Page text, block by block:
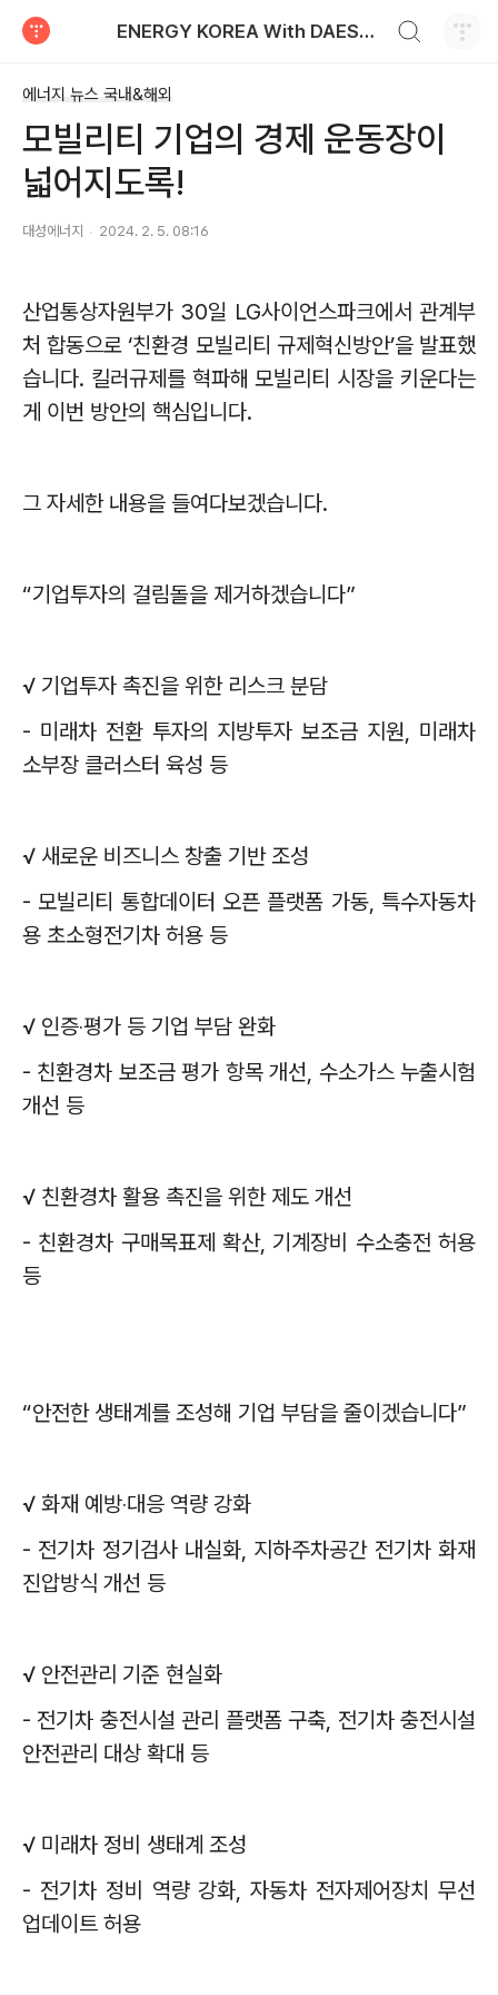
ENERGY KOREA With DAESUNG ENERGY
에너지 뉴스 국내&해외
모빌리티 기업의 경제 운동장이
넓어지도록!
대성에너지 2024. 2. 5. 08:16
산업통상자원부가 30일 LG사이언스파크에서 관계부
처 합동으로 ‘친환경 모빌리티 규제혁신방안’을 발표했
습니다. 킬러규제를 혁파해 모빌리티 시장을 키운다는
게 이번 방안의 핵심입니다.
그 자세한 내용을 들여다보겠습니다.
“기업투자의 걸림돌을 제거하겠습니다”
√ 기업투자 촉진을 위한 리스크 분담
- 미래차 전환 투자의 지방투자 보조금 지원, 미래차
소부장 클러스터 육성 등
√ 새로운 비즈니스 창출 기반 조성
- 모빌리티 통합데이터 오픈 플랫폼 가동, 특수자동차
용 초소형전기차 허용 등
√ 인증‧평가 등 기업 부담 완화
- 친환경차 보조금 평가 항목 개선, 수소가스 누출시험
개선 등
√ 친환경차 활용 촉진을 위한 제도 개선
- 친환경차 구매목표제 확산, 기계장비 수소충전 허용
등
“안전한 생태계를 조성해 기업 부담을 줄이겠습니다”
√ 화재 예방‧대응 역량 강화
- 전기차 정기검사 내실화, 지하주차공간 전기차 화재
진압방식 개선 등
√ 안전관리 기준 현실화
- 전기차 충전시설 관리 플랫폼 구축, 전기차 충전시설
안전관리 대상 확대 등
√ 미래차 정비 생태계 조성
- 전기차 정비 역량 강화, 자동차 전자제어장치 무선
업데이트 허용